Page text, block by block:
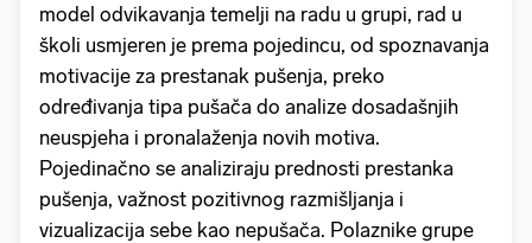
model odvikavanja temelji na radu u grupi, rad u
školi usmjeren je prema pojedincu, od spoznavanja
motivacije za prestanak pušenja, preko
određivanja tipa pušača do analize dosadašnjih
neuspjeha i pronalaženja novih motiva.
Pojedinačno se analiziraju prednosti prestanka
pušenja, važnost pozitivnog razmišljanja i
vizualizacija sebe kao nepušača. Polaznike grupe